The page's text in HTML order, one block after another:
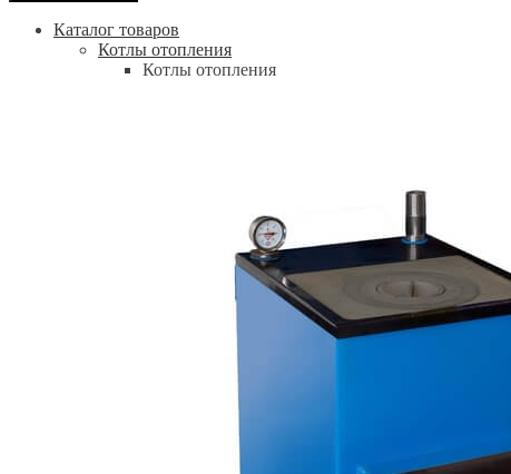
Каталог товаров
Котлы отопления
Котлы отопления